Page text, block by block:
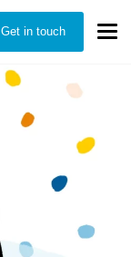
Get in touch